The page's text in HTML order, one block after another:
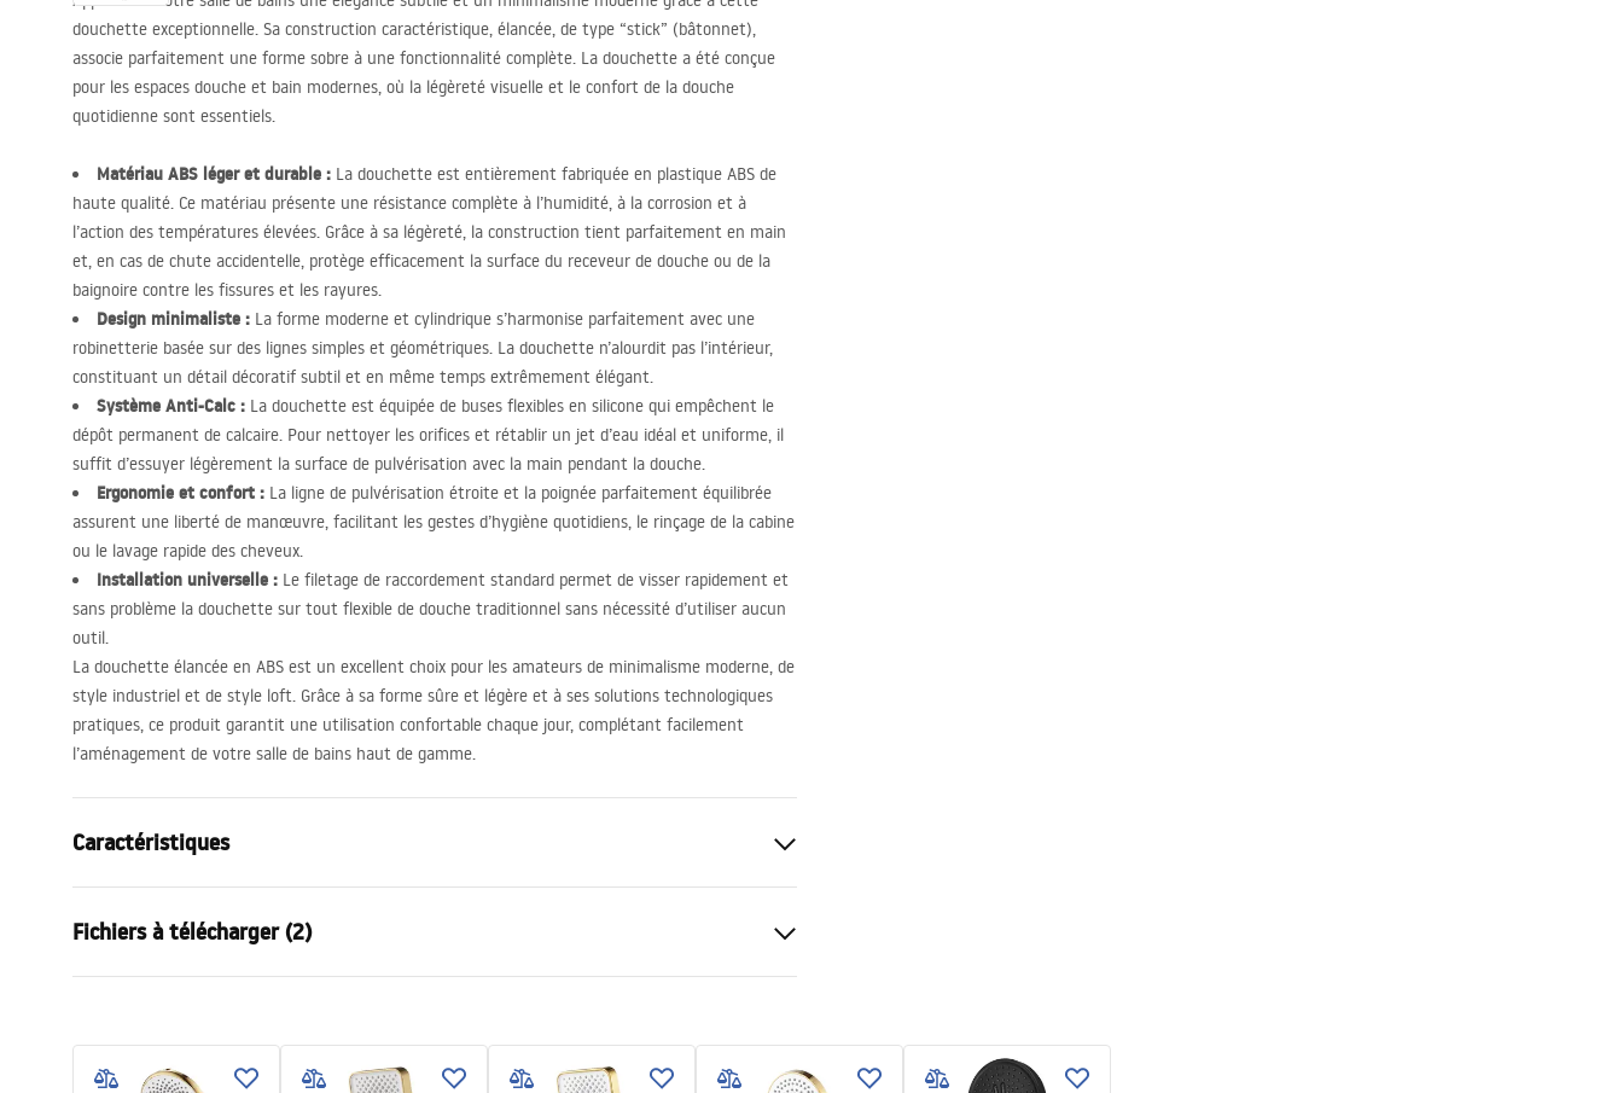
douchette exceptionnelle. Sa construction caractéristique, élancée, de type “stick” (bâtonnet),
associe parfaitement une forme sobre à une fonctionnalité complète. La douchette a été conçue
pour les espaces douche et bain modernes, où la légèreté visuelle et le confort de la douche
quotidienne sont essentiels.
Matériau ABS léger et durable : La douchette est entièrement fabriquée en plastique ABS de
haute qualité. Ce matériau présente une résistance complète à l’humidité, à la corrosion et à
l’action des températures élevées. Grâce à sa légèreté, la construction tient parfaitement en main
et, en cas de chute accidentelle, protège efficacement la surface du receveur de douche ou de la
baignoire contre les fissures et les rayures.
Design minimaliste : La forme moderne et cylindrique s’harmonise parfaitement avec une
robinetterie basée sur des lignes simples et géométriques. La douchette n’alourdit pas l’intérieur,
constituant un détail décoratif subtil et en même temps extrêmement élégant.
Système Anti-Calc : La douchette est équipée de buses flexibles en silicone qui empêchent le
dépôt permanent de calcaire. Pour nettoyer les orifices et rétablir un jet d’eau idéal et uniforme, il
suffit d’essuyer légèrement la surface de pulvérisation avec la main pendant la douche.
Ergonomie et confort : La ligne de pulvérisation étroite et la poignée parfaitement équilibrée
assurent une liberté de manœuvre, facilitant les gestes d’hygiène quotidiens, le rinçage de la cabine
ou le lavage rapide des cheveux.
Installation universelle : Le filetage de raccordement standard permet de visser rapidement et
sans problème la douchette sur tout flexible de douche traditionnel sans nécessité d’utiliser aucun
outil.
La douchette élancée en ABS est un excellent choix pour les amateurs de minimalisme moderne, de
style industriel et de style loft. Grâce à sa forme sûre et légère et à ses solutions technologiques
pratiques, ce produit garantit une utilisation confortable chaque jour, complétant facilement
l’aménagement de votre salle de bains haut de gamme.
Caractéristiques
Matériel
Méthode de montage
À visser
Fichiers à télécharger (2)
Warranty_Terms_and_Conditions_
Accessories_-_24.pdf